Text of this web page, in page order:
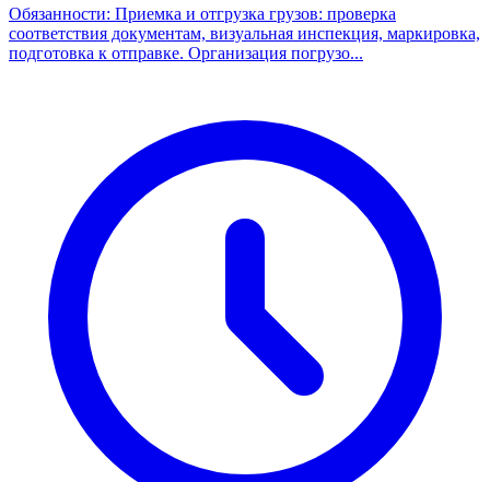
Обязанности: Приемка и отгрузка грузов: проверка
соответствия документам, визуальная инспекция, маркировка,
подготовка к отправке. Организация погрузо...